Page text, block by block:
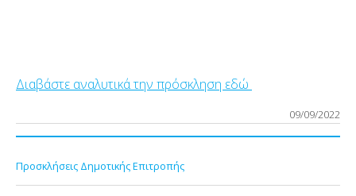
Διαβάστε αναλυτικά την πρόσκληση εδώ
09/09/2022
Προσκλήσεις Δημοτικής Επιτροπής